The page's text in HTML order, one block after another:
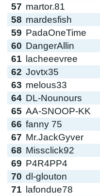
57 martor.81
58 mardesfish
59 PadaOneTime
60 DangerAllin
61 lacheeevree
62 Jovtx35
63 melous33
64 DL-Nounours
65 AA-SNOOP-KK
66 fanny 75
67 Mr.JackGyver
68 Missclick92
69 P4R4PP4
70 dl-glouton
71 lafondue78